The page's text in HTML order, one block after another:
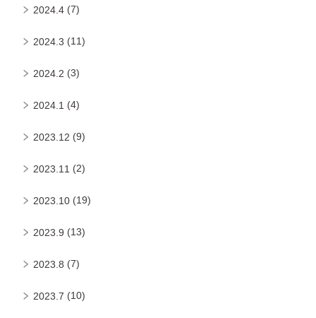
2024.4 (7)
2024.3 (11)
2024.2 (3)
2024.1 (4)
2023.12 (9)
2023.11 (2)
2023.10 (19)
2023.9 (13)
2023.8 (7)
2023.7 (10)